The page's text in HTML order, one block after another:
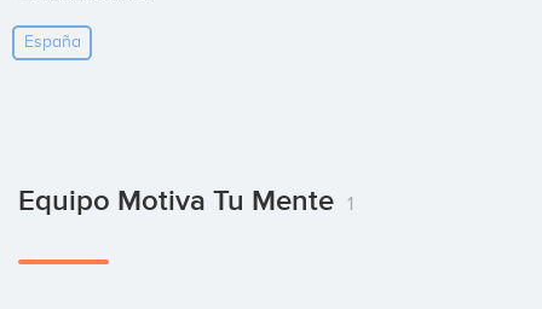
España
Equipo Motiva Tu Mente 1